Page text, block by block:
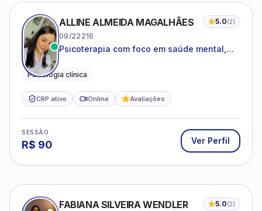
ALLINE ALMEIDA MAGALHÃES 5.0(2)
09/22216
Psicoterapia com foco em saúde mental,
adolescentes e adultos.
Psicologia clínica
CRP ativo Online Avaliações
SESSÃO
R$ 90 Ver Perfil
FABIANA SILVEIRA WENDLER 5.0(2)